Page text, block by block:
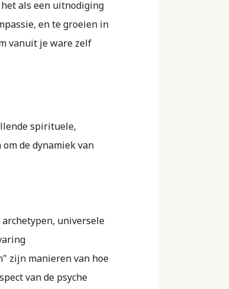
als een uitnodiging
en te groeien in
vanuit je ware zelf
spirituele,
de dynamiek van
archetypen, universele
zijn manieren van hoe
van de psyche